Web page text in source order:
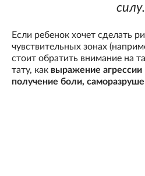
силу.
Если ребенок хочет сделать
чувствительных зонах
стоит обратить внимание на
тату, как выражение агрессии
получение боли,